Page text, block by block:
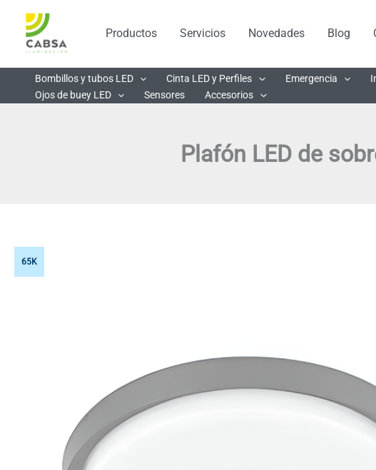
contenido
Productos Servicios Novedades Blog
Bombillos y tubos LED Cinta LED y Perfiles Emergencia
Ojos de buey LED
Sensores Accesorios
Plafón LED de
65K